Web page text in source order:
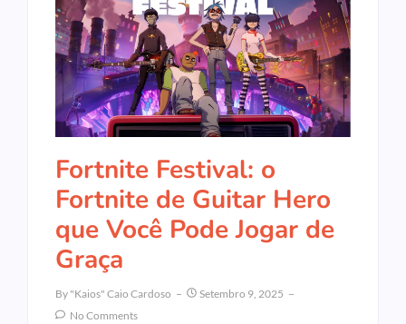
Fortnite Festival: o
Fortnite de Guitar Hero
que Você Pode Jogar de
Graça
By "Kaios" Caio Cardoso
Setembro 9, 2025
No Comments